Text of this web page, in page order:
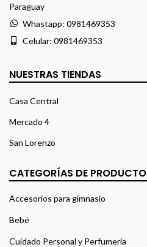
Paraguay
Whastapp: 0981469353
Celular: 0981469353
NUESTRAS TIENDAS
Casa Central
Mercado 4
San Lorenzo
CATEGORÍAS DE PRODUCTO
Accesorios para gimnasio
Bebé
Cuidado Personal y Perfumería